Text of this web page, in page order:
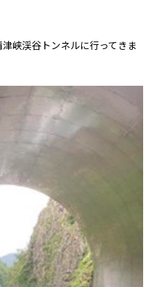
峡渓谷トンネルに行ってきま